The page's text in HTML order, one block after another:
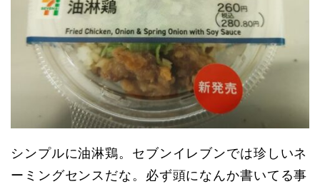
シンプルに油淋鶏。セブンイレブンでは珍しいネ
ーミングセンスだな。必ず頭になんか書いてる事